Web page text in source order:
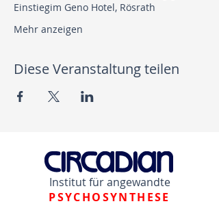
Einstiegim Geno Hotel, Rösrath
Mehr anzeigen
Diese Veranstaltung teilen
Institut für angewandte
PSYCHOSYNTHESE